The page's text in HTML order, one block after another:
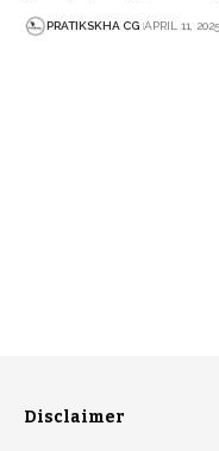
PRATIKSKHA CG APRIL 11, 2025
Disclaimer